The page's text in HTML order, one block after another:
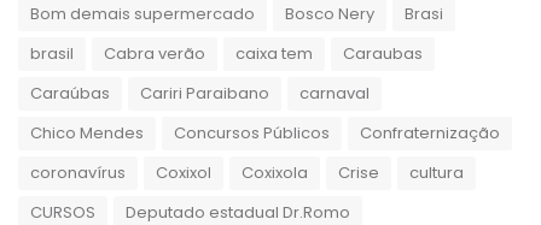
Bom demais supermercado
Bosco Nery
Brasi
brasil
Cabra verão caixa tem
Caraubas
Caraúbas
Cariri Paraibano
carnaval
Chico Mendes
Concursos Públicos
Confraternização
coronavírus
Coxixol Coxixola Crise
cultura
CURSOS
Deputado estadual Dr.Romo